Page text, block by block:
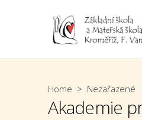
Home > Nezařazené
Akademie